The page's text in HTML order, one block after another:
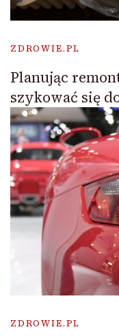
ZDROWIE.PL
Planując
szykować się
ZDROWIE.PL